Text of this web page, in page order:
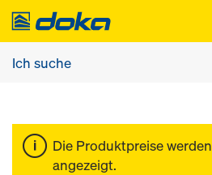
Die Produktpreise
angezeigt.